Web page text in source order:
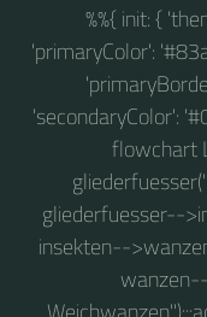
%%{ init: {
'primaryColor':
'secondaryColor':
flowchart
gliederfuesser--
insekten--